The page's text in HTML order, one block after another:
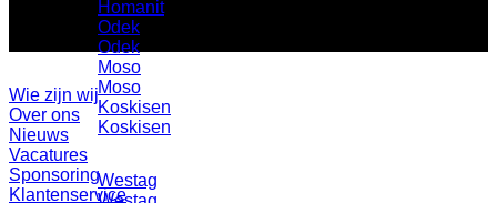
Homanit
Odek
Odek
Moso
Moso
Koskisen
Koskisen
Westag
Wie zijn wij
Over ons
Nieuws
Vacatures
Sponsoring
Klantenservice